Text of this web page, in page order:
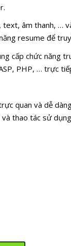
text, âm thanh, …
resume để
cấp chức năng
PHP, … trực
quan và dễ
và thao tác sử